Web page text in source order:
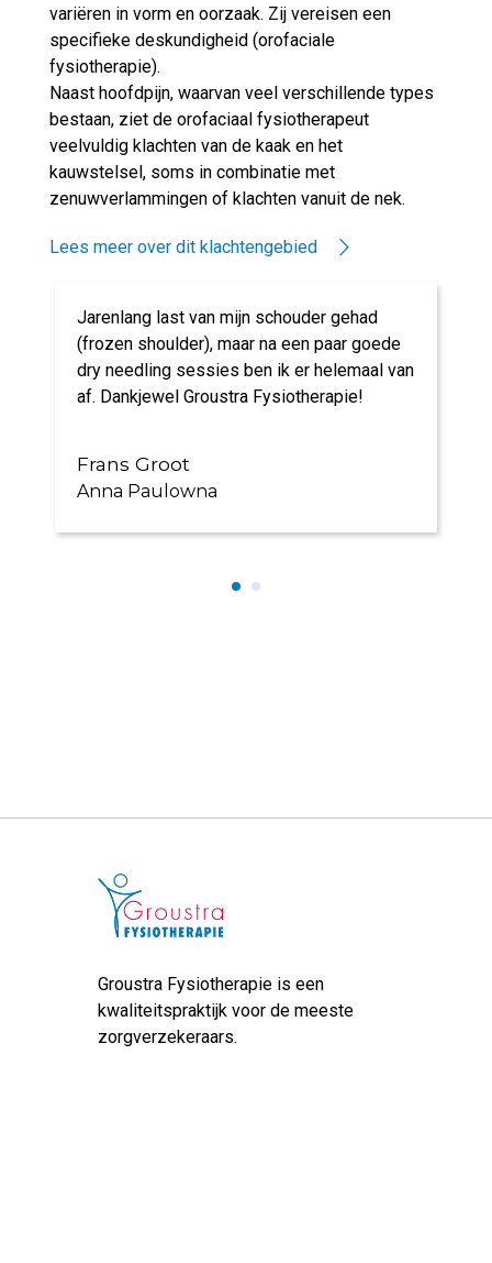
variëren in vorm en oorzaak. Zij vereisen een
specifieke deskundigheid (orofaciale
fysiotherapie).
Naast hoofdpijn, waarvan veel verschillende types
bestaan, ziet de orofaciaal fysiotherapeut
veelvuldig klachten van de kaak en het
kauwstelsel, soms in combinatie met
zenuwverlammingen of klachten vanuit de nek.
Lees meer over dit klachtengebied
Jarenlang last van mijn schouder gehad
(frozen shoulder), maar na een paar goede
dry needling sessies ben ik er helemaal van
af. Dankjewel Groustra Fysiotherapie!
Frans Groot
Anna Paulowna
Groustra Fysiotherapie is een
kwaliteitspraktijk voor de meeste
zorgverzekeraars.